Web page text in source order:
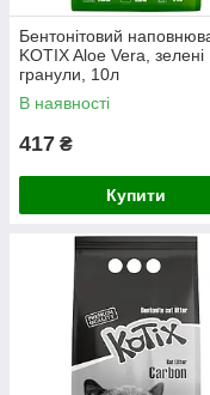
Бентонітовий
KOTIX Aloe Vera, зелені
гранули, 10л
В наявності
417 ₴
Купити